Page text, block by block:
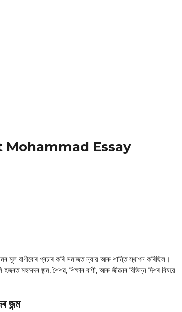
Mohammad Essay
মূল বাণীবোৰ প্ৰচাৰ কৰি সমাজত ন্যায় আৰু শান্তি স্থাপন কৰিছিল।
মহম্মদৰ জন্ম, শৈশৱ, শিক্ষাৰ বাণী, আৰু জীৱনৰ বিভিন্ন দিশৰ বিষয়ে
জন্ম